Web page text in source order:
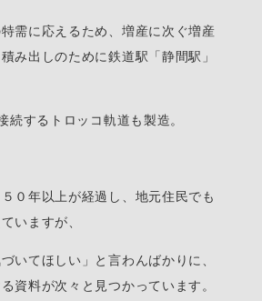
需に応えるため、増産に次ぐ増産
み出しのために鉄道駅「静間駅」
続するトロッコ軌道も製造。
０年以上が経過し、地元住民でも
いますが、
いてほしい」と言わんばかりに、
資料が次々と見つかっています。